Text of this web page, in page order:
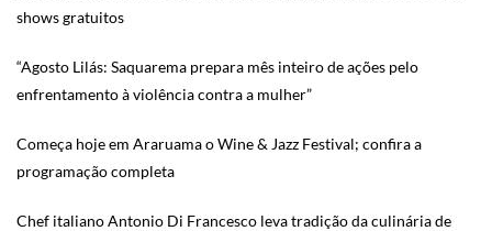
shows gratuitos
“Agosto Lilás: Saquarema prepara mês inteiro de ações pelo
enfrentamento à violência contra a mulher”
Começa hoje em Araruama o Wine & Jazz Festival; confira a
programação completa
Chef italiano Antonio Di Francesco leva tradição da culinária de